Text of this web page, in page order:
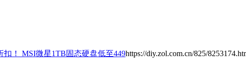
扣！ MSI微星1TB固态硬盘低至449https://diy.zol.com.cn/825/